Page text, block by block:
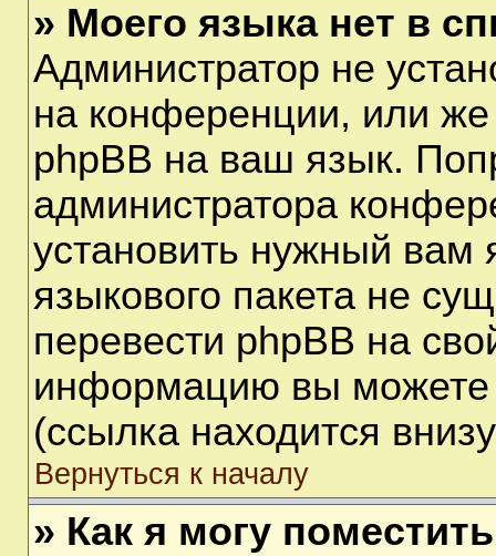
» Моего языка нет в
Администратор не
на конференции, или же
phpBB на ваш язык.
администратора
установить нужный вам
языкового пакета не
перевести phpBB на
информацию вы можете
(ссылка находится
Вернуться к началу
» Как я могу